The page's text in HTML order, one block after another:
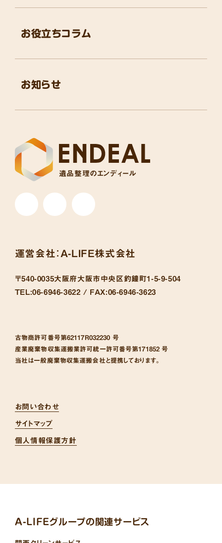
遺品整理のエンディール
お役立ちコラム
お知らせ
運営会社： A-LIFE株式会社
〒540-0035大阪府大阪市中央区釣鐘町1-5-9-504
TEL:06-6946-3622 / FAX:06-6946-3623
古物商許可番号第62117R032230 号
産業廃棄物収集運搬業許可統一許可番号第171852 号
当社は一般廃棄物収集運搬会社と提携しております。
お問い合わせ
サイトマップ
個人情報保護方針
A-LIFEグループの関連サービス